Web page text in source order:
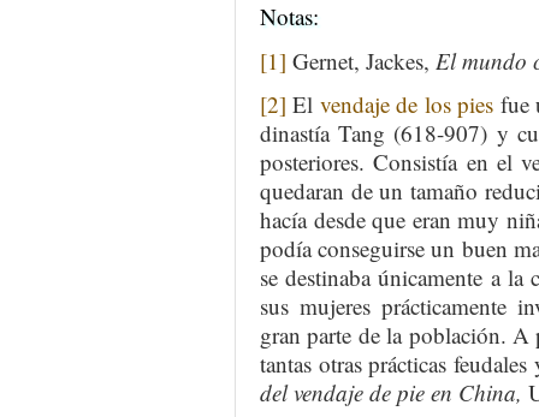
Notas:
[1] Gernet, Jackes, El mundo
[2] El vendaje de los pies fue
dinastía Tang (618-907) y
posteriores. Consistía en el
quedaran de un tamaño
hacía desde que eran muy
podía conseguirse un buen
se destinaba únicamente a
sus mujeres prácticamente
gran parte de la población.
tantas otras prácticas
del vendaje de pie en China,